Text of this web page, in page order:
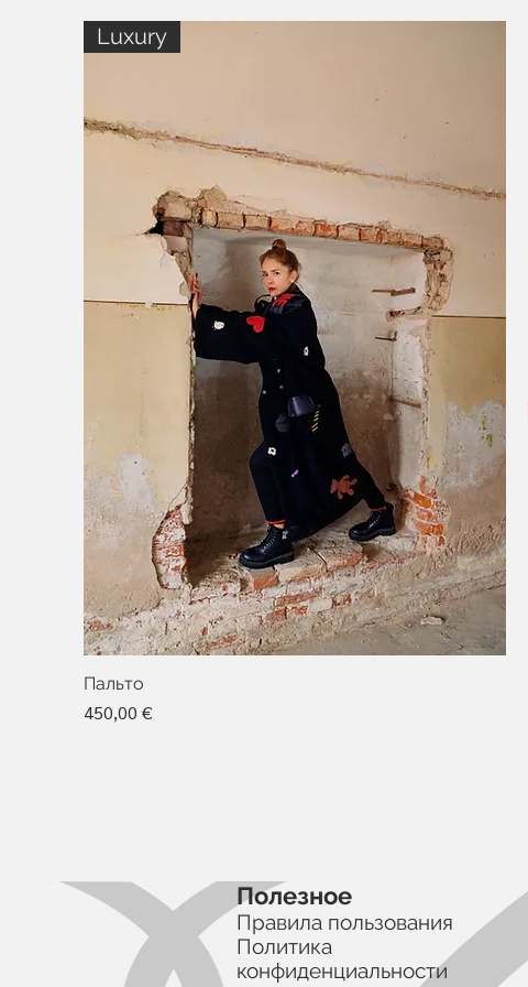
Luxury
Пальто
Цена
450,00 €
Полезное
Правила пользования
Политика
конфиденциальности